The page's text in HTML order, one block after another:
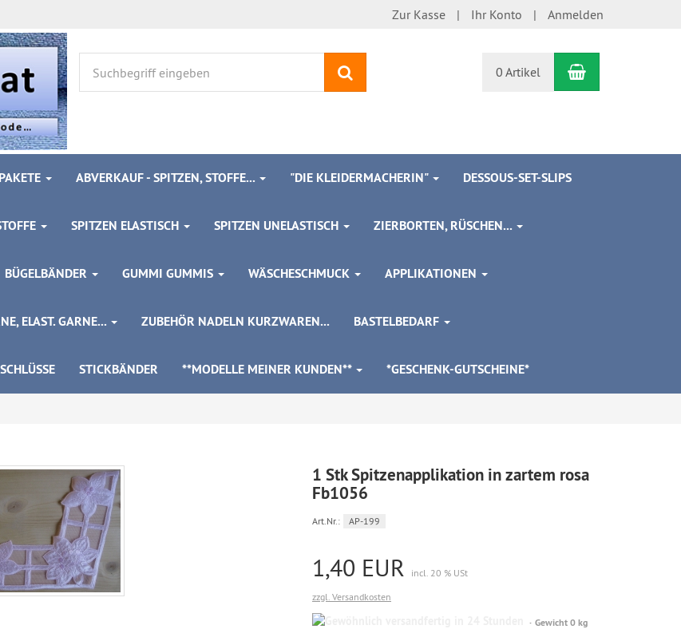
Zur Kasse Ihr Konto Anmelden
0 Artikel Warenkorb
ABVERKAUF - SPITZEN, STOFFE... "DIE KLEIDERMACHERIN" DESSOUS-SET-SLIPS
SPITZEN ELASTISCH SPITZEN UNELASTISCH ZIERBORTEN, RÜSCHEN...
BÜGELBÄNDER GUMMI GUMMIS WÄSCHESCHMUCK APPLIKATIONEN
ELAST. GARNE... ZUBEHÖR NADELN KURZWAREN... BASTELBEDARF
STICKBÄNDER **MODELLE MEINER KUNDEN** *GESCHENK-GUTSCHEINE*
1 Stk Spitzenapplikation in zartem rosa
Fb1056
Art.Nr.: AP-199
1,40 EUR
incl. 20 % USt
zzgl. Versandkosten
Gewöhnlich
Gewicht 0 kg